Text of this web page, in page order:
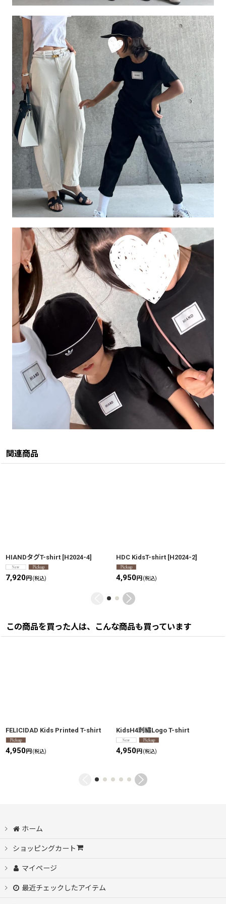
関連商品
HIANDタグT-shirt [H2024-4]
7,920円(税込)
HDC KidsT-shirt [H2024-2]
4,950円(税込)
この商品を買った人は、こんな商品も買っています
FELICIDAD Kids Printed T-shirt
4,950円(税込)
KidsH4刺繡Logo T-shirt
4,950円(税込)
ホーム
ショッピングカート
マイページ
最近チェックしたアイテム